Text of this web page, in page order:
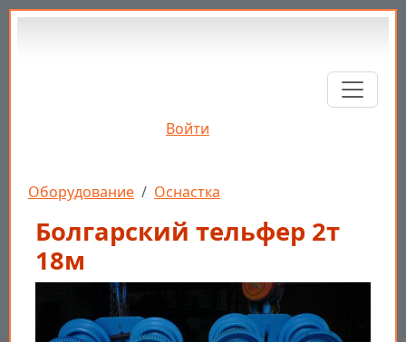
Перейти к основному содержанию
Войти
Строка навигации
Оборудование Оснастка
Болгарский тельфер 2т
18м